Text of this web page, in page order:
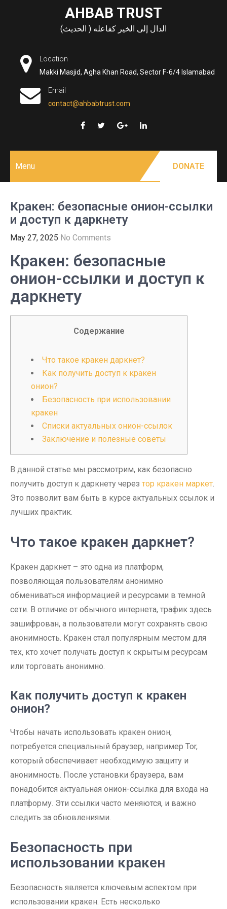
AHBAB TRUST
الدال إلى الخير كفاعله ( الحديث)
Location
Makki Masjid, Agha Khan Road, Sector F-6/4 Islamabad
Email
contact@ahbabtrust.com
Menu DONATE
Кракен: безопасные онион-ссылки
и доступ к даркнету
May 27, 2025 No Comments
Кракен: безопасные
онион-ссылки и доступ к
даркнету
Содержание
Что такое кракен даркнет?
Как получить доступ к кракен
онион?
Безопасность при использовании
кракен
Списки актуальных онион-ссылок
Заключение и полезные советы
В данной статье мы рассмотрим, как безопасно
получить доступ к даркнету через тор кракен маркет.
Это позволит вам быть в курсе актуальных ссылок и
лучших практик.
Что такое кракен даркнет?
Кракен даркнет – это одна из платформ,
позволяющая пользователям анонимно
обмениваться информацией и ресурсами в темной
сети. В отличие от обычного интернета, трафик здесь
зашифрован, а пользователи могут сохранять свою
анонимность. Кракен стал популярным местом для
тех, кто хочет получать доступ к скрытым ресурсам
или торговать анонимно.
Как получить доступ к кракен
онион?
Чтобы начать использовать кракен онион,
потребуется специальный браузер, например Tor,
который обеспечивает необходимую защиту и
анонимность. После установки браузера, вам
понадобится актуальная онион-ссылка для входа на
платформу. Эти ссылки часто меняются, и важно
следить за обновлениями.
Безопасность при
использовании кракен
Безопасность является ключевым аспектом при
использовании кракен. Есть несколько